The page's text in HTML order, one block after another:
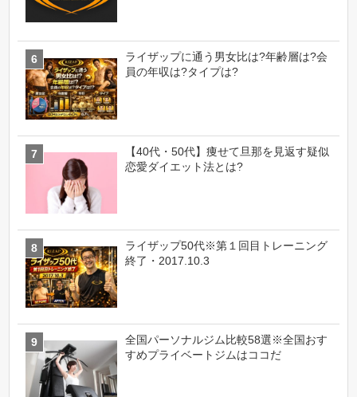
ライザップに通う男女比は?年齢層は?会
員の年収は?タイプは?
【40代・50代】痩せて旦那を見返す疑似
恋愛ダイエット法とは?
ライザップ50代※第１回目トレーニング
終了・2017.10.3
全国パーソナルジム比較58選※全国おす
すめプライベートジムはココだ